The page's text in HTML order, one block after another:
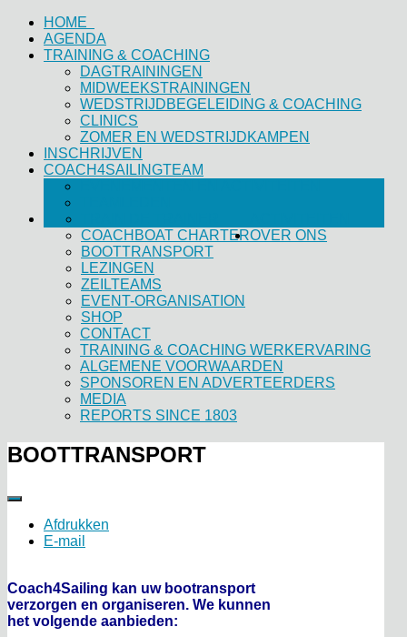
HOME
AGENDA
TRAINING & COACHING
DAGTRAININGEN
MIDWEEKSTRAININGEN
WEDSTRIJDBEGELEIDING & COACHING
CLINICS
ZOMER EN WEDSTRIJDKAMPEN
INSCHRIJVEN
COACH4SAILINGTEAM
COACHBOAT CHARTER
BOOTTRANSPORT
LEZINGEN
ZEILTEAMS
EVENT-ORGANISATION
SHOP
OVER ONS
CONTACT
TRAINING & COACHING WERKERVARING
ALGEMENE VOORWAARDEN
SPONSOREN EN ADVERTEERDERS
MEDIA
REPORTS SINCE 1803
BOOTTRANSPORT
Afdrukken
E-mail
Coach4Sailing kan uw bootransport
verzorgen en organiseren. We kunnen
het volgende aanbieden: